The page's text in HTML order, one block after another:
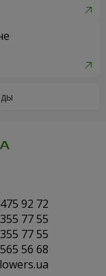
92 72
77 55
77 55
56 68